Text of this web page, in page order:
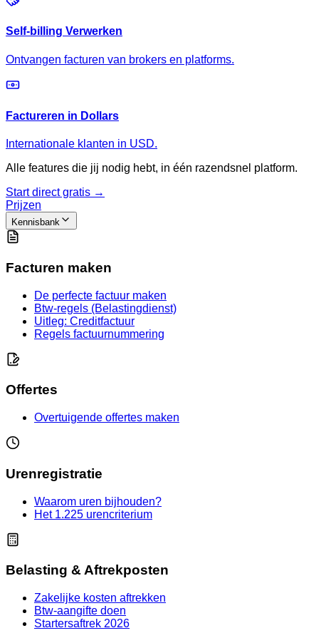
Self-billing Verwerken
Ontvangen facturen van brokers en platforms.
Factureren in Dollars
Internationale klanten in USD.
Alle features die jij nodig hebt, in één razendsnel platform.
Start direct gratis →
Prijzen
Kennisbank
Facturen maken
De perfecte factuur maken
Btw-regels (Belastingdienst)
Uitleg: Creditfactuur
Regels factuurnummering
Offertes
Overtuigende offertes maken
Urenregistratie
Waarom uren bijhouden?
Het 1.225 urencriterium
Belasting & Aftrekposten
Zakelijke kosten aftrekken
Btw-aangifte doen
Startersaftrek 2026